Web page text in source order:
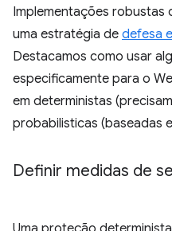
Implementações robustas
uma estratégia de defesa
Destacamos como usar
especificamente para o
em deterministas
probabilisticas (baseadas
Definir medidas de